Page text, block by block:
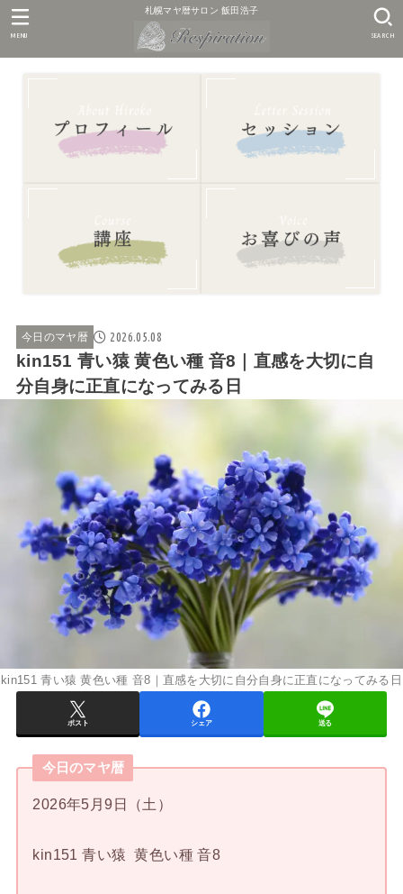
札幌マヤ暦サロン 飯田浩子
SEARCH
MENU
今日のマヤ暦 2026.05.08
kin151 青い猿 黄色い種 音8｜直感を大切に自
分自身に正直になってみる日
kin151 青い猿 黄色い種 音8｜直感を大切に自分自身に正直になってみる日
ポスト シェア 送る
今日のマヤ暦
2026年5月9日（土）
kin151 青い猿 黄色い種 音8